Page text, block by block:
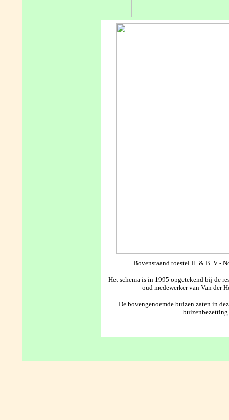
Bovenstaand toestel H. & B. V -
Het schema is in 1995 opgetekend bij de
oud medewerker van Van der
De bovengenoemde buizen zaten in
buizenbezetting